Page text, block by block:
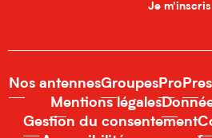
Je m'inscris
Nos antennesGroupesPro
Mentions légales
Gestion du consentement